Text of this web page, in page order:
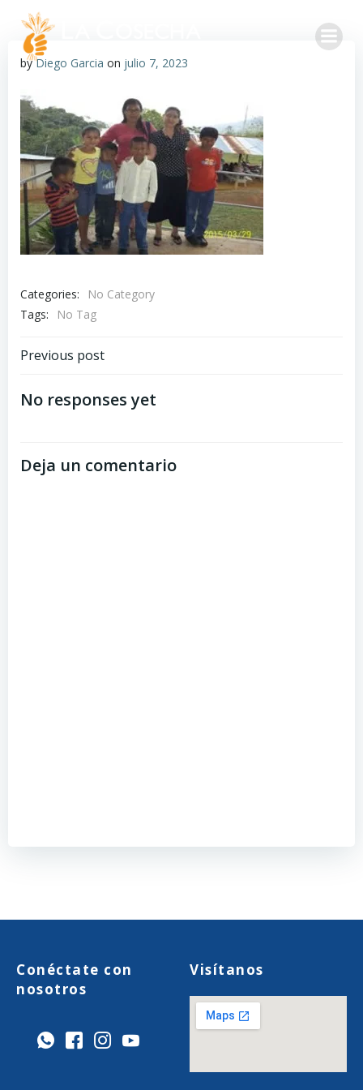
byDiego Garcia on julio 7, 2023
Categories:
No Category
Tags:
No Tag
Previous post
No responses yet
Deja un comentario
Conéctate con
nosotros
Visítanos